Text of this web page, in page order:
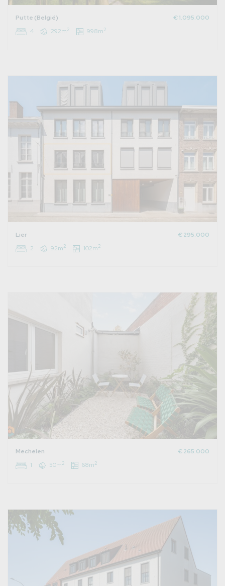
Putte (België)
€ 1.095.000
4
292m2 998m2
Lier
€ 295.000
2
92m2 102m2
Mechelen
€ 265.000
1
50m2 68m2